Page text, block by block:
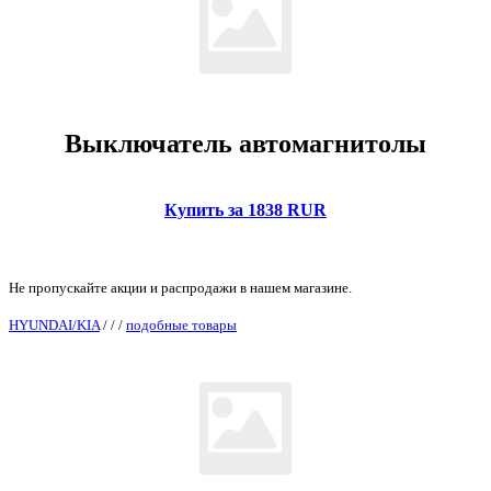
Выключатель автомагнитолы
Купить за 1838 RUR
Не пропускайте акции и распродажи в нашем магазине.
HYUNDAI/KIA/ / / подобные товары